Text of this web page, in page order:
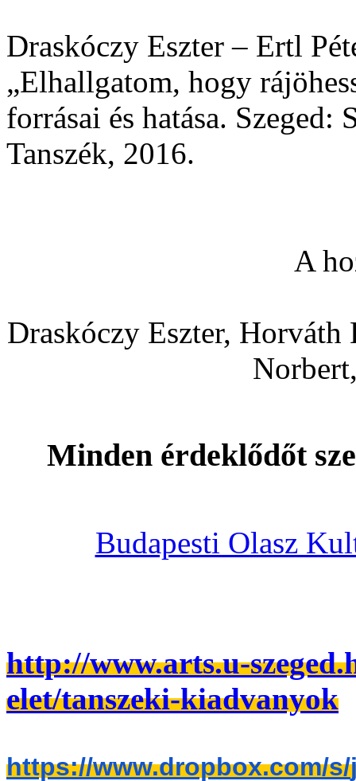
Draskóczy Eszter – Ertl
„Elhallgatom, hogy
forrásai és hatása.
Tanszék, 2016.
A
Draskóczy Eszter,
Minden érdeklődőt
Budapesti Olasz
http://www.arts.u-
elet/tanszeki-kiadvanyok
https://www.dropbox.com/s/